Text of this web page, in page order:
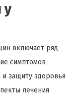
у
включает ряд
симптомов
защиту здоровья
лечения